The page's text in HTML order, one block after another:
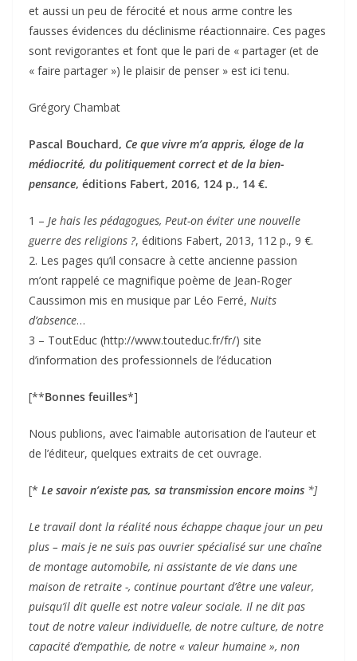
et aussi un peu de férocité et nous arme contre les
fausses évidences du déclinisme réactionnaire. Ces pages
sont revigorantes et font que le pari de « partager (et de
« faire partager ») le plaisir de penser » est ici tenu.
Grégory Chambat
Pascal Bouchard, Ce que vivre m’a appris, éloge de la
médiocrité, du politiquement correct et de la bien-
pensance, éditions Fabert, 2016, 124 p., 14 €.
1 – Je hais les pédagogues, Peut-on éviter une nouvelle
guerre des religions ?, éditions Fabert, 2013, 112 p., 9 €.
2. Les pages qu’il consacre à cette ancienne passion
m’ont rappelé ce magnifique poème de Jean-Roger
Caussimon mis en musique par Léo Ferré, Nuits
d’absence…
3 – ToutEduc (http://www.touteduc.fr/fr/) site
d’information des professionnels de l’éducation
[**Bonnes feuilles*]
Nous publions, avec l’aimable autorisation de l’auteur et
de l’éditeur, quelques extraits de cet ouvrage.
[* Le savoir n’existe pas, sa transmission encore moins *]
Le travail dont la réalité nous échappe chaque jour un peu
plus – mais je ne suis pas ouvrier spécialisé sur une chaîne
de montage automobile, ni assistante de vie dans une
maison de retraite -, continue pourtant d’être une valeur,
puisqu’il dit quelle est notre valeur sociale. Il ne dit pas
tout de notre valeur individuelle, de notre culture, de notre
capacité d’empathie, de notre « valeur humaine », non